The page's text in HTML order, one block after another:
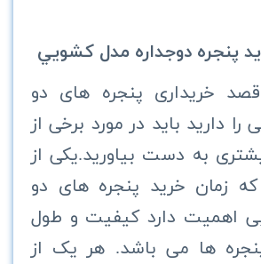
پنجره دوجداره مدل كشويي
خریداری پنجره های دو
دارید باید در مورد برخی از
به دست بیاورید.یکی از
زمان خرید پنجره های دو
اهمیت دارد کیفیت و طول
ها می باشد. هر یک از